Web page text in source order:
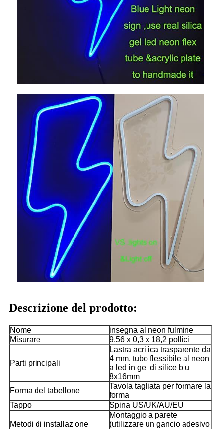
Descrizione del prodotto:
Nome
insegna al neon fulmine
Misurare
9,56 x 0,3 x 18,2 pollici
Parti principali
Lastra acrilica trasparente da
4 mm, tubo flessibile al neon
a led in gel di silice blu
8x16mm
Forma del tabellone
Tavola tagliata per formare la
forma
Tappo
Spina US/UK/AU/EU
Metodi di installazione
Montaggio a parete
(utilizzare un gancio adesivo